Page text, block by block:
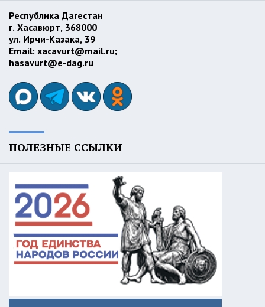
Республика Дагестан
г. Хасавюрт, 368000
ул. Ирчи-Казака, 39
Email: xacavurt@mail.ru;
hasavurt@e-dag.ru
ПОЛЕЗНЫЕ ССЫЛКИ